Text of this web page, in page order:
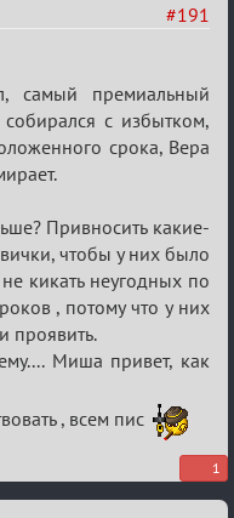
#191
самый премиальный
с избытком,
срока, Вера
Привносить какие-
чтобы у них было
кикать неугодных по
, потому что у них
проявить.
Миша привет, как
, всем пис
1